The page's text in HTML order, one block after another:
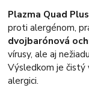
Plazma Quad
proti alergénom,
dvojbarónová
vírusy, ale aj
Výsledkom je čistý
alergici.